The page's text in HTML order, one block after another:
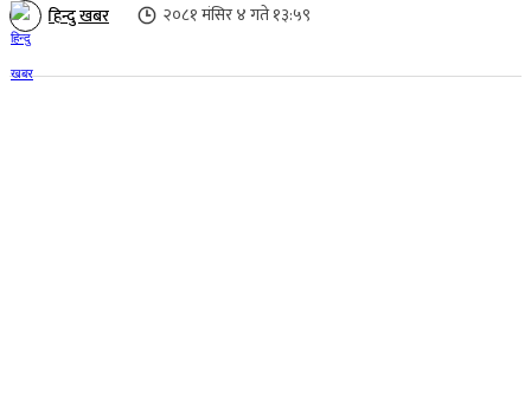
हिन्दु खबर २०८१ मंसिर ४ गते १३:५९